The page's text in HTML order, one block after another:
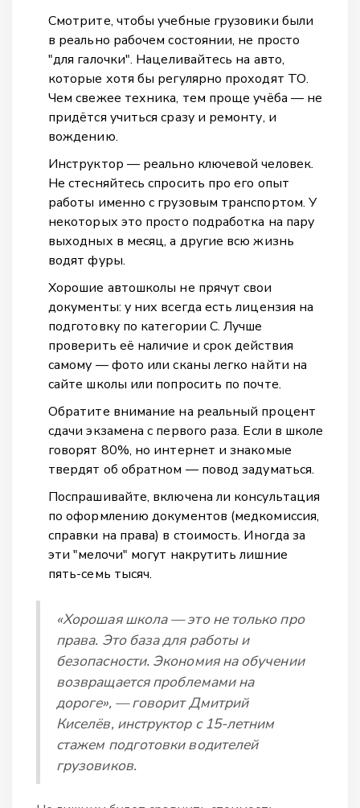
Смотрите, чтобы учебные грузовики были
в реально рабочем состоянии, не просто
"для галочки". Нацеливайтесь на авто,
которые хотя бы регулярно проходят ТО.
Чем свежее техника, тем проще учёба — не
придётся учиться сразу и ремонту, и
вождению.
Инструктор — реально ключевой человек.
Не стесняйтесь спросить про его опыт
работы именно с грузовым транспортом. У
некоторых это просто подработка на пару
выходных в месяц, а другие всю жизнь
водят фуры.
Хорошие автошколы не прячут свои
документы: у них всегда есть лицензия на
подготовку по категории C. Лучше
проверить её наличие и срок действия
самому — фото или сканы легко найти на
сайте школы или попросить по почте.
Обратите внимание на реальный процент
сдачи экзамена с первого раза. Если в школе
говорят 80%, но интернет и знакомые
твердят об обратном — повод задуматься.
Поспрашивайте, включена ли консультация
по оформлению документов (медкомиссия,
справки на права) в стоимость. Иногда за
эти "мелочи" могут накрутить лишние
пять-семь тысяч.
«Хорошая школа — это не только про
права. Это база для работы и
безопасности. Экономия на обучении
возвращается проблемами на
дороге», — говорит Дмитрий
Киселёв, инструктор с 15-летним
стажем подготовки водителей
грузовиков.